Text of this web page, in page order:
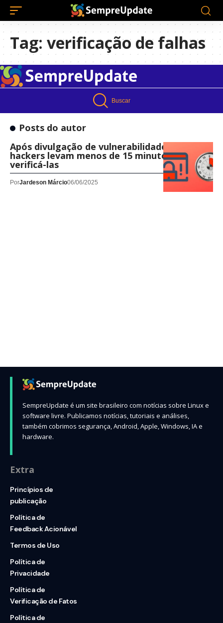
Tag: verificação de falhas
Buscar
Posts do autor
Após divulgação de vulnerabilidades os
hackers levam menos de 15 minutos para
verificá-las
PorJardeson Márcio06/06/2025
SempreUpdate é um site brasileiro com notícias sobre Linux e
software livre. Publicamos notícias, tutoriais e análises,
também cobrimos segurança, Android, Apple, Windows, IA e
hardware.
Extra
Princípios de
publicação
Política de
Feedback Acionável
Termos de Uso
Política de
Privacidade
Política de
Verificação de Fatos
Política de